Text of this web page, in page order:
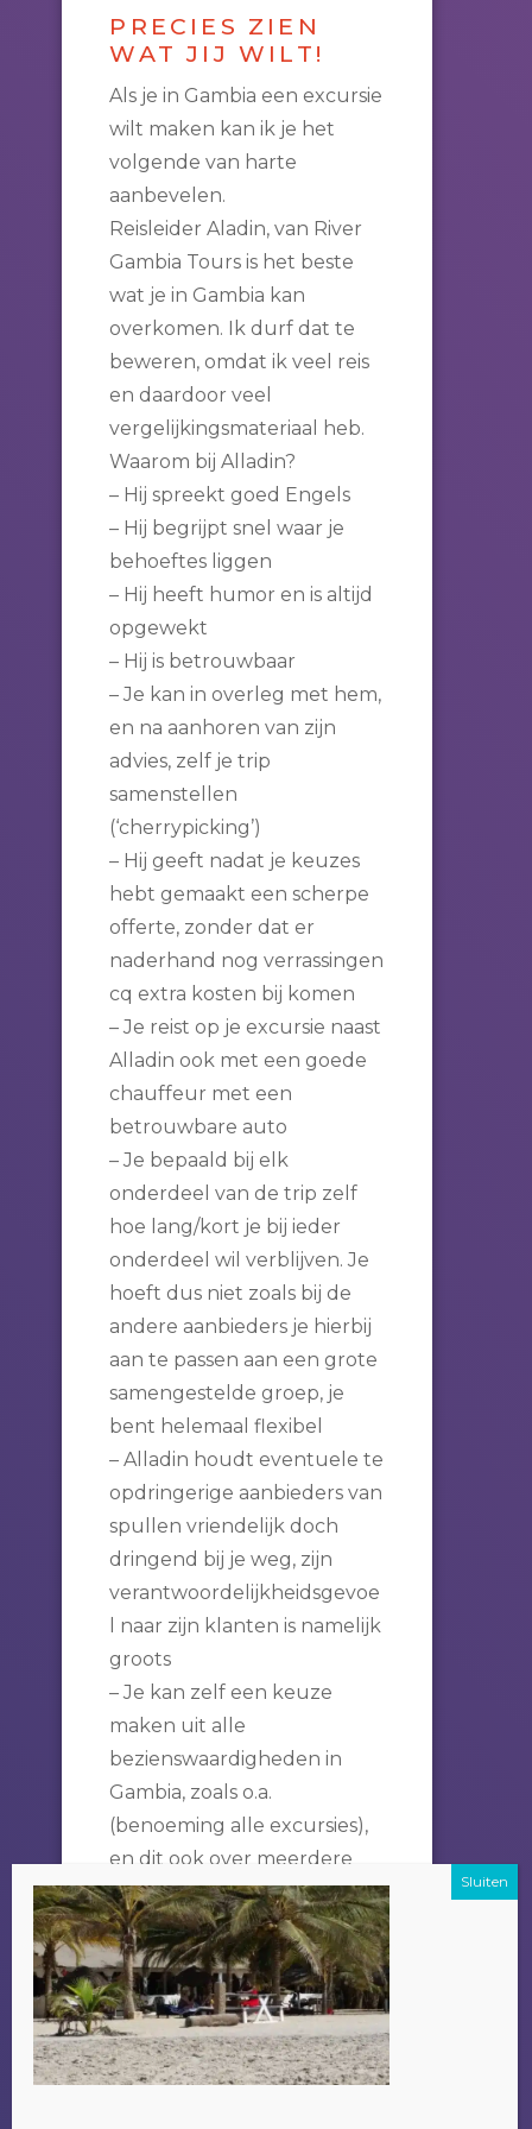
PRECIES ZIEN
WAT JIJ WILT!
Als je in Gambia een excursie
wilt maken kan ik je het
volgende van harte
aanbevelen.
Reisleider Aladin, van River
Gambia Tours is het beste
wat je in Gambia kan
overkomen. Ik durf dat te
beweren, omdat ik veel reis
en daardoor veel
vergelijkingsmateriaal heb.
Waarom bij Alladin?
– Hij spreekt goed Engels
– Hij begrijpt snel waar je
behoeftes liggen
– Hij heeft humor en is altijd
opgewekt
– Hij is betrouwbaar
– Je kan in overleg met hem,
en na aanhoren van zijn
advies, zelf je trip
samenstellen
(‘cherrypicking’)
– Hij geeft nadat je keuzes
hebt gemaakt een scherpe
offerte, zonder dat er
naderhand nog verrassingen
cq extra kosten bij komen
– Je reist op je excursie naast
Alladin ook met een goede
chauffeur met een
betrouwbare auto
– Je bepaald bij elk
onderdeel van de trip zelf
hoe lang/kort je bij ieder
onderdeel wil verblijven. Je
hoeft dus niet zoals bij de
andere aanbieders je hierbij
aan te passen aan een grote
samengestelde groep, je
bent helemaal flexibel
– Alladin houdt eventuele te
opdringerige aanbieders van
spullen vriendelijk doch
dringend bij je weg, zijn
verantwoordelijkheidsgevoe
l naar zijn klanten is namelijk
groots
– Je kan zelf een keuze
maken uit alle
bezienswaardigheden in
Gambia, zoals o.a.
(benoeming alle excursies),
en dit ook over meerdere
dagen verspreiden indien
het wensenlijstje te lang
wordt.
Een bijkomend voordeel om
je excursie bij Alladin te
doen is dat het geld wat je
betaald ten goede komt aan